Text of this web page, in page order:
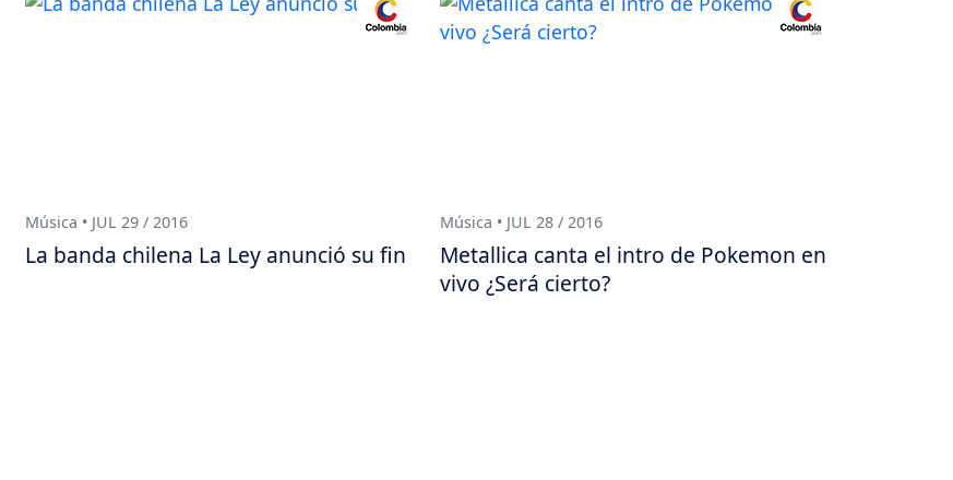
Música • JUL 29 / 2016
La banda chilena La Ley anunció su fin
Música • JUL 28 / 2016
Metallica canta el intro de Pokemon en
vivo ¿Será cierto?